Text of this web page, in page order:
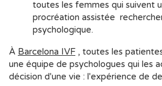
toutes les femmes qui suivent
procréation assistée
psychologique.
À Barcelona IVF , toutes les
une équipe de psychologues qui les
décision d'une vie : l'expérience de